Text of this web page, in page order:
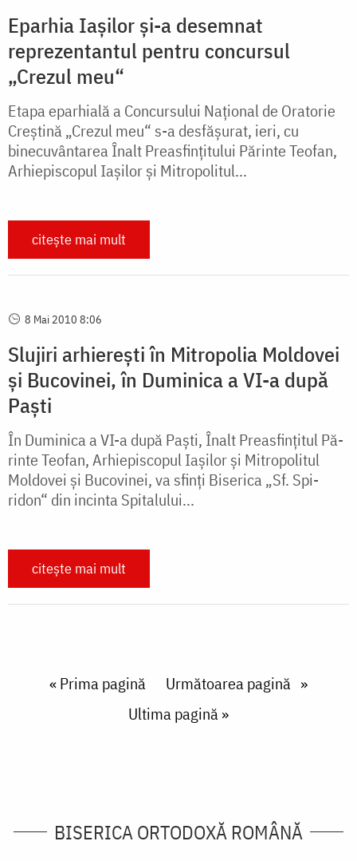
Eparhia Iașilor și-a desemnat
reprezentantul pentru concursul
„Crezul meu“
Etapa eparhială a Concur­su­lui Național de Oratorie
Cre­ș­ti­nă „Crezul meu“ s-a desfășurat, ieri, cu
binecuvântarea Înalt Preasfințitului Părinte Teofan,
Arhiepiscopul Iașilor și Mitropolitul...
citește mai mult
8 Mai 2010 8:06
Slujiri arhierești în Mitropolia Moldovei
și Bucovinei, în Duminica a VI-a după
Paști
În Duminica a VI-a după Paști, Înalt Preasfințitul Pă­
rin­te Teofan, Arhiepiscopul Ia­șilor și Mitropolitul
Moldovei și Buco­vinei, va sfinți Biserica „Sf. Spi­
ridon“ din incinta Spi­ta­lului...
citește mai mult
PaginareFirst page
« Prima pagină Next page
Următoarea pagină
Last page
Ultima pagină »
BISERICA ORTODOXĂ ROMÂNĂ